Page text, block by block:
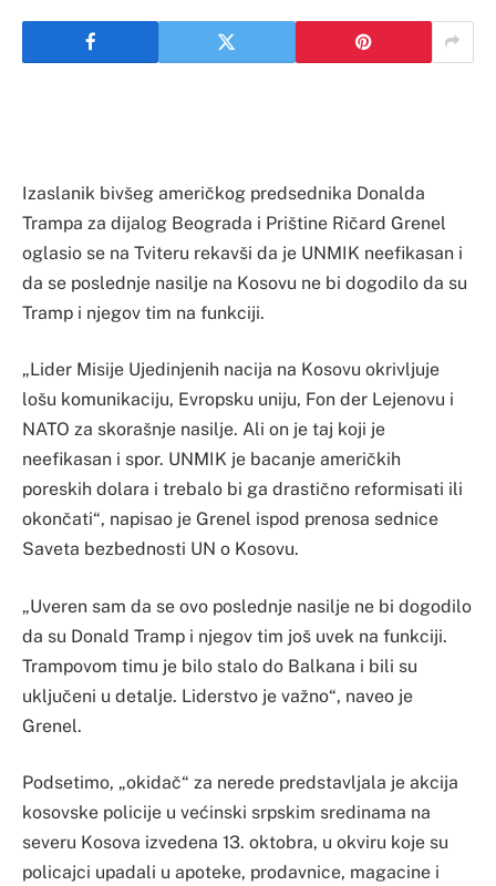
Izaslanik bivšeg američkog predsednika Donalda
Trampa za dijalog Beograda i Prištine Ričard Grenel
oglasio se na Tviteru rekavši da je UNMIK neefikasan i
da se poslednje nasilje na Kosovu ne bi dogodilo da su
Tramp i njegov tim na funkciji.
„Lider Misije Ujedinjenih nacija na Kosovu okrivljuje
lošu komunikaciju, Evropsku uniju, Fon der Lejenovu i
NATO za skorašnje nasilje. Ali on je taj koji je
neefikasan i spor. UNMIK je bacanje američkih
poreskih dolara i trebalo bi ga drastično reformisati ili
okončati“, napisao je Grenel ispod prenosa sednice
Saveta bezbednosti UN o Kosovu.
„Uveren sam da se ovo poslednje nasilje ne bi dogodilo
da su Donald Tramp i njegov tim još uvek na funkciji.
Trampovom timu je bilo stalo do Balkana i bili su
uključeni u detalje. Liderstvo je važno“, naveo je
Grenel.
Podsetimo, „okidač“ za nerede predstavljala je akcija
kosovske policije u većinski srpskim sredinama na
severu Kosova izvedena 13. oktobra, u okviru koje su
policajci upadali u apoteke, prodavnice, magacine i